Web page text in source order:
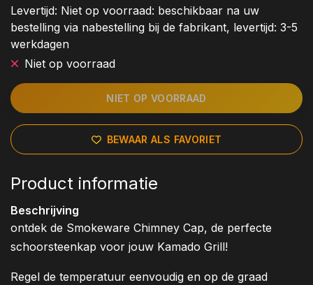
Levertijd: Niet op voorraad: beschikbaar na uw
bestelling via nabestelling bij de fabrikant, levertijd: 3-5
werkdagen
Niet op voorraad
NIET OP VOORRAAD
BEWAAR ALS FAVORIET
Product informatie
Beschrijving
ontdek de Smokeware Chimney Cap, de perfecte
schoorsteenkap voor jouw Kamado Grill!
Regel de temperatuur eenvoudig en op de graad